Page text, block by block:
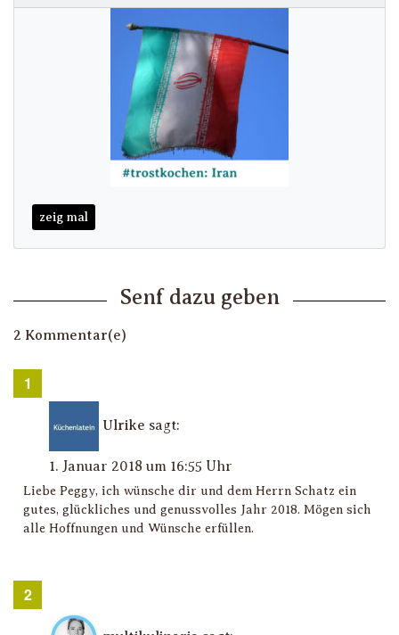
zeig mal
Senf dazu geben
2 Kommentar(e)
Ulrike sagt:
1. Januar 2018 um 16:55 Uhr
Liebe Peggy, ich wünsche dir und dem Herrn Schatz ein
gutes, glückliches und genussvolles Jahr 2018. Mögen sich
alle Hoffnungen und Wünsche erfüllen.